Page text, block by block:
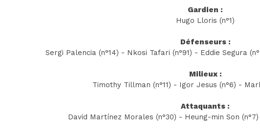
Gardien :
Hugo Lloris (n°1)
Défenseurs :
Sergi Palencia (n°14) - Nkosi Tafari (n°91) - Eddie Segura
Milieux :
Timothy Tillman (n°11) - Igor Jesus (n°6) -
Attaquants :
David Martínez Morales (n°30) - Heung-min Son